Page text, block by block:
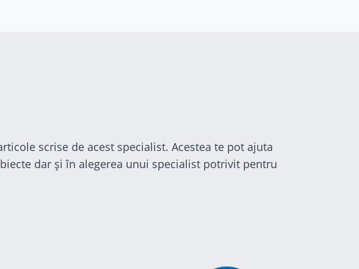
scrise de acest specialist. Acestea te pot ajuta
dar și în alegerea unui specialist potrivit pentru